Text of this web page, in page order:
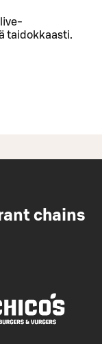
taidokkaasti.
chains